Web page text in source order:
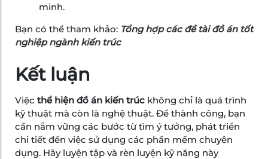
minh.
Bạn có thể tham khảo: Tổng hợp các đề tài đồ án tốt
nghiệp ngành kiến trúc
Kết luận
Việc thể hiện đồ án kiến trúc không chỉ là quá trình
kỹ thuật mà còn là nghệ thuật. Để thành công, bạn
cần nắm vững các bước từ tìm ý tưởng, phát triển
chi tiết đến việc sử dụng các phần mềm chuyên
dụng. Hãy luyện tập và rèn luyện kỹ năng này